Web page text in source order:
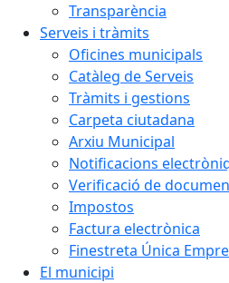
Transparència
Serveis i tràmits
Oficines municipals
Catàleg de Serveis
Tràmits i gestions
Carpeta ciutadana
Arxiu Municipal
Notificacions
Verificació de
Impostos
Factura electrònica
Finestreta Única
El municipi